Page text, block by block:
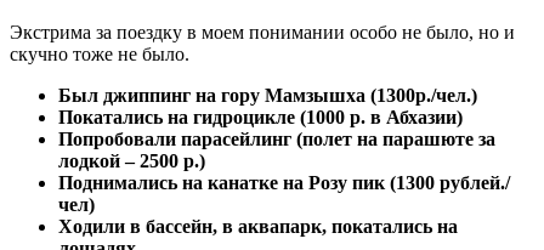
Экстрима за поездку в моем понимании особо не было, но и
скучно тоже не было.
Был джиппинг на гору Мамзышха (1300р./чел.)
Покатались на гидроцикле (1000 р. в Абхазии)
Попробовали парасейлинг (полет на парашюте за
лодкой – 2500 р.)
Поднимались на канатке на Розу пик (1300 рублей./
чел)
Ходили в бассейн, в аквапарк, покатались на